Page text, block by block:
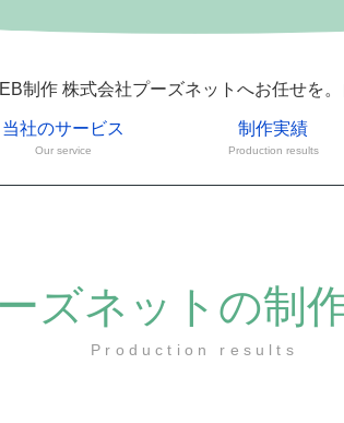
制作 株式会社プーズネットへお任せを
当社のサービス
Our service
制作実績
Production results
ズネットの制
Production results